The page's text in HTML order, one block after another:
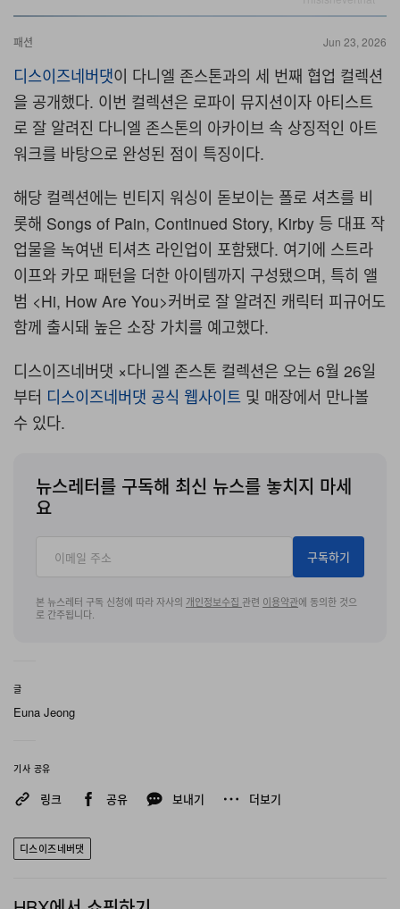
패션 Jun 23, 2026
디스이즈네버댓이 다니엘 존스톤과의 세 번째 협업 컬렉션
을 공개했다. 이번 컬렉션은 로파이 뮤지션이자 아티스트
로 잘 알려진 다니엘 존스톤의 아카이브 속 상징적인 아트
워크를 바탕으로 완성된 점이 특징이다.
해당 컬렉션에는 빈티지 워싱이 돋보이는 폴로 셔츠를 비
롯해 Songs of Pain, Continued Story, Kirby 등 대표 작
업물을 녹여낸 티셔츠 라인업이 포함됐다. 여기에 스트라
이프와 카모 패턴을 더한 아이템까지 구성됐으며, 특히 앨
범 <Hi, How Are You>커버로 잘 알려진 캐릭터 피규어도
함께 출시돼 높은 소장 가치를 예고했다.
디스이즈네버댓 ×다니엘 존스톤 컬렉션은 오는 6월 26일
부터 디스이즈네버댓 공식 웹사이트 및 매장에서 만나볼
수 있다.
뉴스레터를 구독해 최신 뉴스를 놓치지 마세
요
구독하기
본 뉴스레터 구독 신청에 따라 자사의 개인정보수집 관련 이용약관에 동의한 것으
로 간주됩니다.
글
Euna Jeong
기사 공유
링크 공유 보내기 더보기
디스이즈네버댓